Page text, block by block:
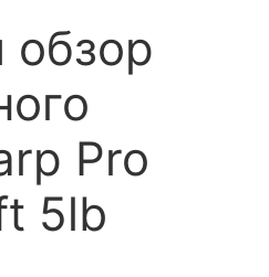
обзор
Pro
5lb